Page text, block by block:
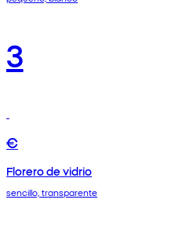
3
€
Florero de vidrio
sencillo, transparente